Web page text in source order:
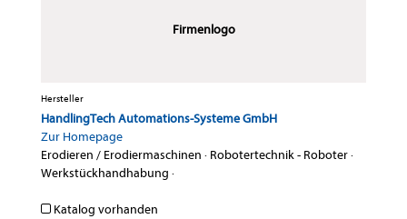
Firmenlogo
Hersteller
HandlingTech Automations-Systeme GmbH
Zur Homepage
Erodieren / Erodiermaschinen · Robotertechnik - Roboter·
Werkstückhandhabung ·
Katalog vorhanden